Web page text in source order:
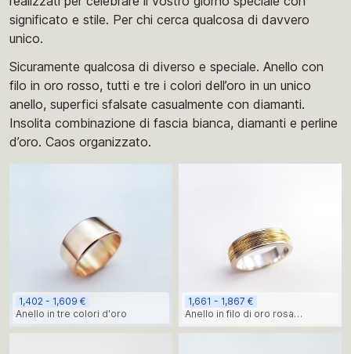
significato e stile. Per chi cerca qualcosa di davvero
unico.
Sicuramente qualcosa di diverso e speciale. Anello con
filo in oro rosso, tutti e tre i colori dell’oro in un unico
anello, superfici sfalsate casualmente con diamanti.
Insolita combinazione di fascia bianca, diamanti e perline
d’oro. Caos organizzato.
1,402 - 1,609 €
Anello in tre colori d'oro
1,661 - 1,867 €
Anello in filo di oro rosa
massiccio